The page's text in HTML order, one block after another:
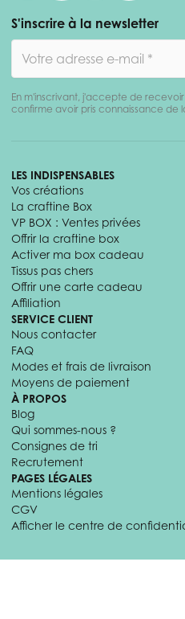
S'inscrire à la newsletter
En m'inscrivant, j'accepte de
confirme avoir pris connaissance de
LES INDISPENSABLES
Vos créations
La craftine Box
VP BOX : Ventes privées
Offrir la craftine box
Activer ma box cadeau
Tissus pas chers
Offrir une carte cadeau
Affiliation
SERVICE CLIENT
Nous contacter
FAQ
Modes et frais de livraison
Moyens de paiement
À PROPOS
Blog
Qui sommes-nous ?
Consignes de tri
Recrutement
PAGES LÉGALES
Mentions légales
CGV
Afficher le centre de